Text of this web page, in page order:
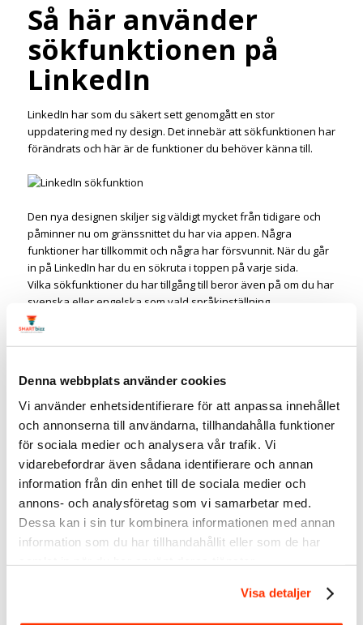
Denna webbplats använder cookies
Vi använder enhetsidentifierare för att anpassa innehållet
och annonserna till användarna, tillhandahålla funktioner
för sociala medier och analysera vår trafik. Vi
vidarebefordrar även sådana identifierare och annan
information från din enhet till de sociala medier och
annons- och analysföretag som vi samarbetar med.
Dessa kan i sin tur kombinera informationen med annan
information som du har tillhandahållit eller som de har
Visa detaljer
Så här använder
sökfunktionen på
LinkedIn
LinkedIn har som du säkert sett genomgått en stor
uppdatering med ny design. Det innebär att sökfunktionen har
förändrats och här är de funktioner du behöver känna till.
Den nya designen skiljer sig väldigt mycket från tidigare och
påminner nu om gränssnittet du har via appen. Några
funktioner har tillkommit och några har försvunnit. När du går
in på LinkedIn har du en sökruta i toppen på varje sida.
Vilka sökfunktioner du har tillgång till beror även på om du har
svenska eller engelska som vald språkinställning.
Toppresultat
Grupper
Skolor
Hashtags är sökbara och du söker på dessa genom att skriva
in ett ord i sökrutan.
På bilden nedan har jag sökt på mitt namn och förutom i
toppmenyn kan du filtrera ditt sökresultat genom att
klicka/fylla i ute till höger.